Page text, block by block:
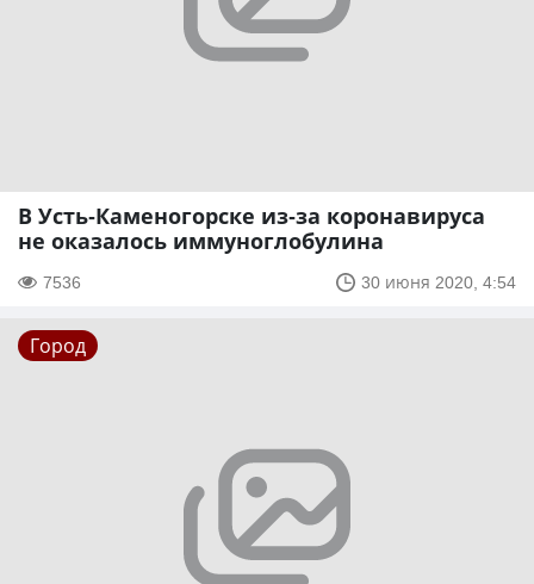
В Усть-Каменогорске из-за коронавируса
не оказалось иммуноглобулина
7536 30 июня 2020, 4:54
Город